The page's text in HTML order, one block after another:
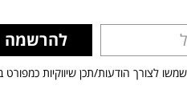
להרשמה
לצורך הודעות/תכן שיווקיות כמפורט